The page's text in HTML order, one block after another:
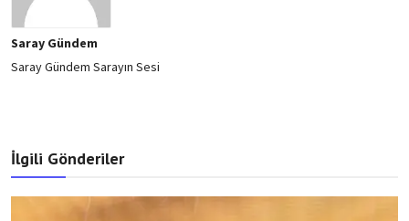
Saray Gündem
Saray Gündem Sarayın Sesi
İlgili Gönderiler